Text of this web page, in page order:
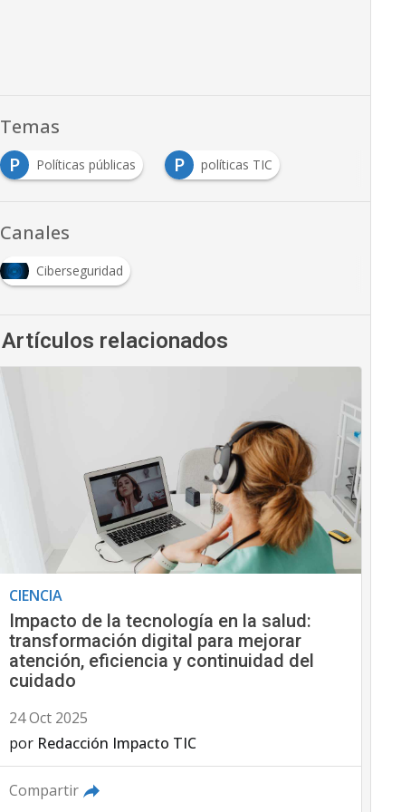
Temas
P
Políticas públicas P políticas TIC
Canales
Ciberseguridad
Artículos relacionados
CIENCIA
Impacto de la tecnología en la salud:
transformación digital para mejorar
atención, eficiencia y continuidad del
cuidado
24 Oct 2025
por Redacción Impacto TIC
Compartir